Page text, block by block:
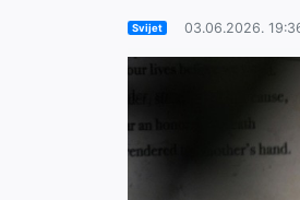
Svijet 03.06.2026.